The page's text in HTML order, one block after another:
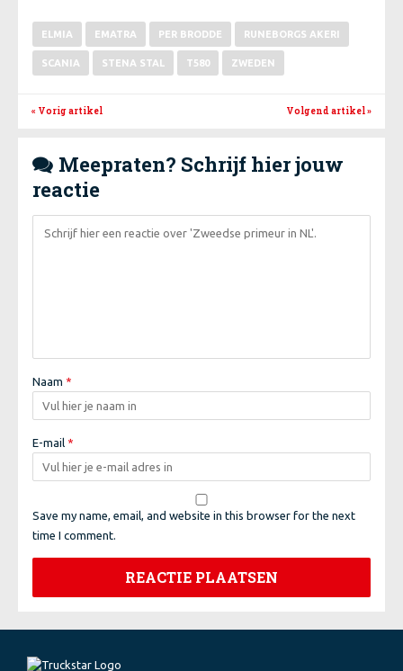
ELMIA EMATRA PER BRODDE RUNEBORGS AKERI
SCANIA STENA STAL T580 ZWEDEN
« Vorig artikel Volgend artikel»
 Meepraten? Schrijf hier jouw
reactie
Naam *
E-mail *
Save my name, email, and website in this browser for the next
time I comment.